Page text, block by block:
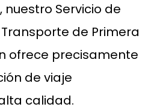
Servicio de
de Primera
ofrece precisamente
de viaje
calidad.